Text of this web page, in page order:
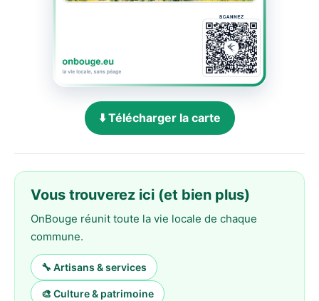
⬇️ Télécharger la carte
Vous trouverez ici (et bien plus)
OnBouge réunit toute la vie locale de chaque
commune.
🔧 Artisans & services
🎨 Culture & patrimoine